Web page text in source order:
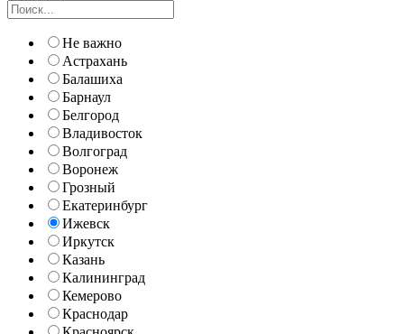
Не важно
Астрахань
Балашиха
Барнаул
Белгород
Владивосток
Волгоград
Воронеж
Грозный
Екатеринбург
Ижевск
Иркутск
Казань
Калининград
Кемерово
Краснодар